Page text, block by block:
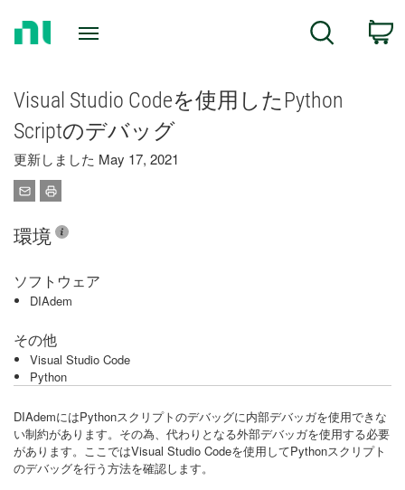
Search
Visual Studio Codeを使用したPython
Scriptのデバッグ
更新しました May 17, 2021
環境
ソフトウェア
DIAdem
その他
Visual Studio Code
Python
DIAdemにはPythonスクリプトのデバッグに内部デバッガを使用できな
い制約があります。その為、代わりとなる外部デバッガを使用する必要
があります。ここではVisual Studio Codeを使用してPythonスクリプト
のデバッグを行う方法を確認します。